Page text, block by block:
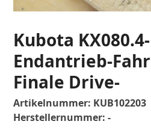
Kubota
Endantrieb-
Finale Drive-
Artikelnummer: KUB102203
Herstellernummer:-